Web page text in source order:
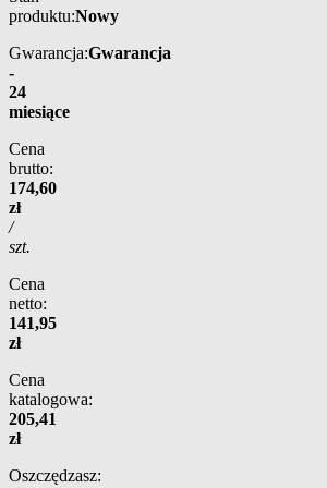
produktu:Nowy
Gwarancja:Gwarancja
-
24
miesiące
Cena
brutto:
174,60
zł
/
szt.
Cena
netto:
141,95
zł
Cena
katalogowa:
205,41
zł
Oszczędzasz: